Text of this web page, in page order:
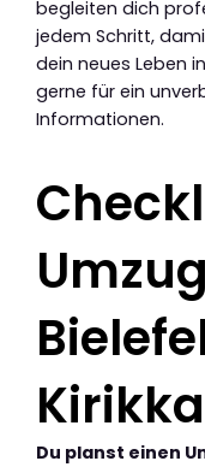
begleiten dich
jedem Schritt,
dein neues Leben
gerne für ein
Informationen.
Du planst einen